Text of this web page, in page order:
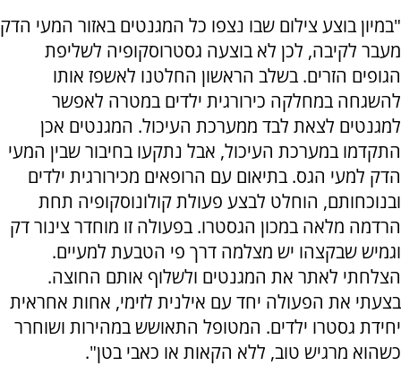
"במיון בוצע צילום שבו נצפו כל המגנטים באזור המעי הדק
מעבר לקיבה, לכן לא בוצעה גסטרוסקופיה לשליפת
הגופים הזרים. בשלב הראשון החלטנו לאשפז אותו
להשגחה במחלקה כירורגית ילדים במטרה לאפשר
למגנטים לצאת לבד ממערכת העיכול. המגנטים אכן
התקדמו במערכת העיכול, אבל נתקעו בחיבור שבין המעי
הדק למעי הגס. בתיאום עם הרופאים מכירורגית ילדים
ובנוכחותם, הוחלט לבצע פעולת קולונוסקופיה תחת
הרדמה מלאה במכון הגסטרו. בפעולה זו מוחדר צינור דק
וגמיש שבקצהו יש מצלמה דרך פי הטבעת למעיים.
הצלחתי לאתר את המגנטים ולשלוף אותם החוצה.
בצעתי את הפעולה יחד עם אילנית לזימי, אחות אחראית
יחידת גסטרו ילדים. המטופל התאושש במהירות ושוחרר
כשהוא מרגיש טוב, ללא הקאות או כאבי בטן".